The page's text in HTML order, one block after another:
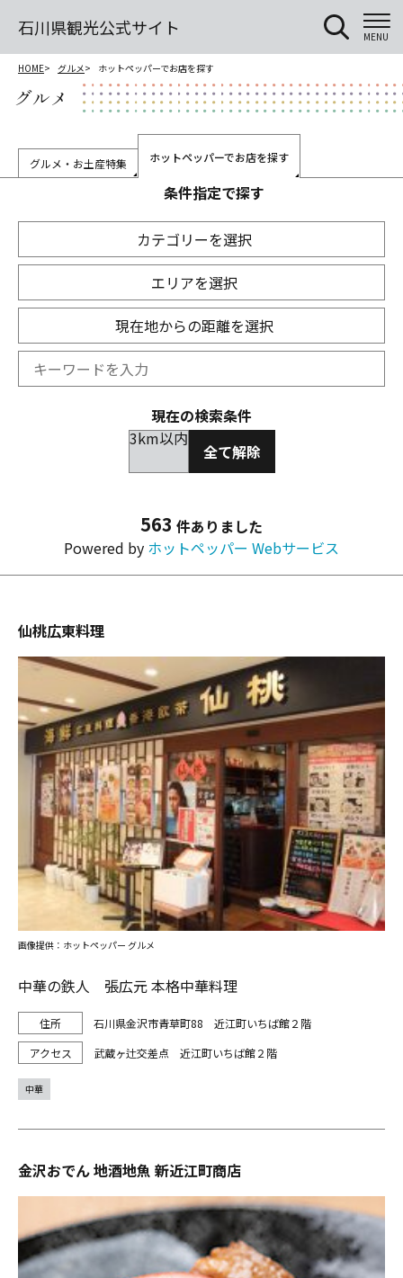
石川県観光公式サイト MENU
HOME グルメ ホットペッパーでお店を探す
グルメ
グルメ・お土産特集 ホットペッパーでお店を探す
条件指定で探す
カテゴリーを選択
エリアを選択
現在地からの距離を選択
現在の検索条件
3km以内
全て解除
563 件ありました
Powered by ホットペッパー Webサービス
仙桃広東料理
中華の鉄人 張広元 本格中華料理
石川県金沢市青草町88 近江町いちば館２階
武蔵ヶ辻交差点 近江町いちば館２階
画像提供：ホットペッパー グルメ
中華
金沢おでん 地酒地魚 新近江町商店